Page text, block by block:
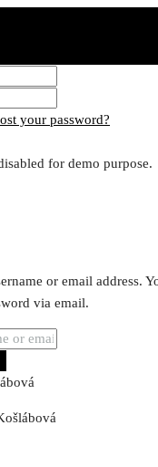
your password?
for demo purpose.
or email address.
via email.